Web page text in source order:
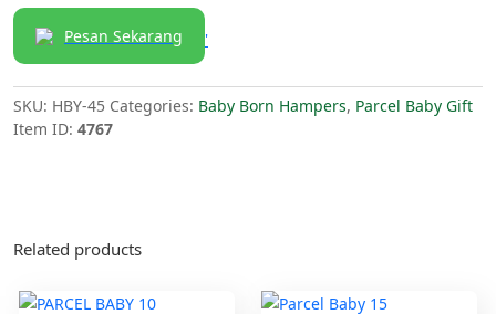
Pesan Sekarang '
SKU: HBY-45 Categories: Baby Born Hampers, Parcel Baby Gift
Item ID: 4767
Related products